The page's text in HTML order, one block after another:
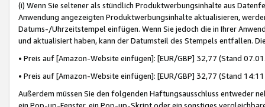
(i) Wenn Sie seltener als stündlich Produktwerbungsinhalte aus
Anwendung angezeigten Produktwerbungsinhalte aktualisieren,
Datums-/Uhrzeitstempel einfügen. Wenn Sie jedoch die in Ihrer
und aktualisiert haben, kann der Datumsteil des Stempels entfallen.
• Preis auf [Amazon-Website einfügen]: [EUR/GBP] 32,77 (Stand
• Preis auf [Amazon-Website einfügen]: [EUR/GBP] 32,77 (Stand
Außerdem müssen Sie den folgenden Haftungsausschluss entweder
ein Pop-up-Fenster, ein Pop-up-Skript oder ein sonstiges